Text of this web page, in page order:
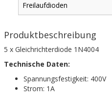
Freilaufdioden
Produktbeschreibung
5 x Gleichrichterdiode 1N4004
Technische Daten:
Spannungsfestigkeit: 400V
Strom: 1A